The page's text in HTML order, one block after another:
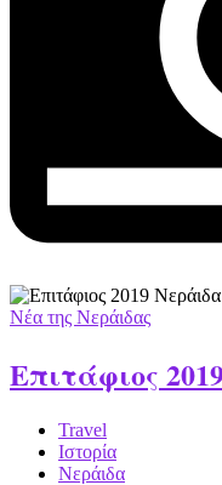
Νέα της Νεράιδας
Επιτάφιος
Travel
Ιστορία
Νεράιδα